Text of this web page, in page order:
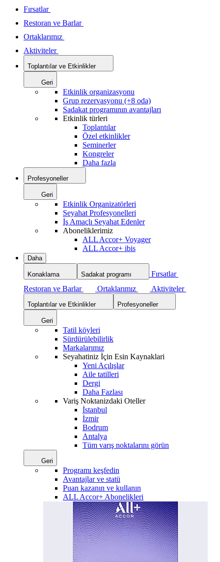
Fırsatlar
Restoran ve Barlar
Ortaklarımız
Aktiviteler
Toplantılar ve Etkinlikler
Geri
Etkinlik organizasyonu
Grup rezervasyonu (+8 oda)
Sadakat programının avantajları
Etkinlik türleri
Toplantılar
Özel etkinlikler
Seminerler
Kongreler
Daha fazla
Profesyoneller
Geri
Etkinlik Organizatörleri
Seyahat Profesyonelleri
İş Amaçlı Seyahat Edenler
Aboneliklerimiz
ALL Accor+ Voyager
ALL Accor+ ibis
Daha
Konaklama Sadakat programı
Fırsatlar
Restoran ve Barlar
Ortaklarımız Aktiviteler
Toplantılar ve Etkinlikler Profesyoneller
Geri
Tatil köyleri
Sürdürülebilirlik
Markalarımız
Seyahatiniz İçin Esin Kaynaklari
Yeni Açılışlar
Aile tatilleri
Dergi
Daha Fazlası
Variş Noktanizdaki Oteller
İstanbul
İzmir
Bodrum
Antalya
Tüm varış noktalarını görün
Geri
Programı keşfedin
Avantajlar ve statü
Puan kazanın ve kullanın
ALL Accor+ Abonelikleri